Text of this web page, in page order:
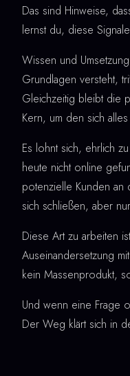
Das sind Hinweise,
lernst du, diese
Wissen und
Grundlagen versteht,
Gleichzeitig bleibt die
Kern, um den sich
Es lohnt sich, ehrlich
heute nicht online
potenzielle Kunden an
sich schließen, aber
Diese Art zu arbeiten
Auseinandersetzung
kein Massenprodukt,
Und wenn eine Frage
Der Weg klärt sich in